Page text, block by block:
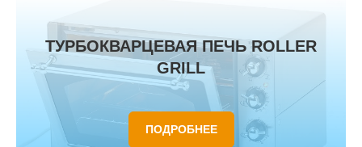
ТУРБОКВАРЦЕВАЯ ПЕЧЬ ROLLER
GRILL
ПОДРОБНЕЕ